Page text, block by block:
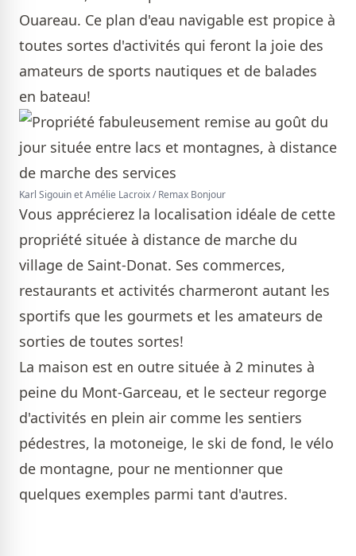
Ouareau. Ce plan d'eau navigable est propice à
toutes sortes d'activités qui feront la joie des
amateurs de sports nautiques et de balades
en bateau!
Karl Sigouin et Amélie Lacroix / Remax Bonjour
Vous apprécierez la localisation idéale de cette
propriété située à distance de marche du
village de Saint-Donat. Ses commerces,
restaurants et activités charmeront autant les
sportifs que les gourmets et les amateurs de
sorties de toutes sortes!
La maison est en outre située à 2 minutes à
peine du Mont-Garceau, et le secteur regorge
d'activités en plein air comme les sentiers
pédestres, la motoneige, le ski de fond, le vélo
de montagne, pour ne mentionner que
quelques exemples parmi tant d'autres.